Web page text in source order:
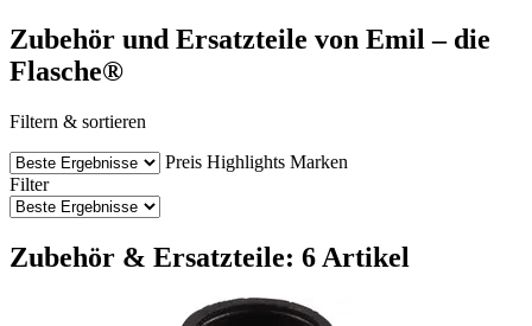
Zubehör und Ersatzteile von Emil – die
Flasche®
Filtern & sortieren
Preis Highlights Marken
Filter
Zubehör & Ersatzteile: 6 Artikel